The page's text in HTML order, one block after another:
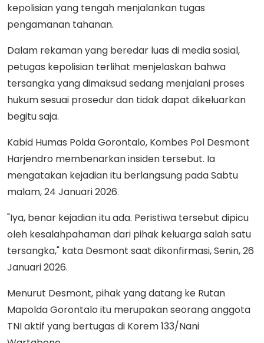
kepolisian yang tengah menjalankan tugas
pengamanan tahanan.
Dalam rekaman yang beredar luas di media sosial,
petugas kepolisian terlihat menjelaskan bahwa
tersangka yang dimaksud sedang menjalani proses
hukum sesuai prosedur dan tidak dapat dikeluarkan
begitu saja.
Kabid Humas Polda Gorontalo, Kombes Pol Desmont
Harjendro membenarkan insiden tersebut. Ia
mengatakan kejadian itu berlangsung pada Sabtu
malam, 24 Januari 2026.
"Iya, benar kejadian itu ada. Peristiwa tersebut dipicu
oleh kesalahpahaman dari pihak keluarga salah satu
tersangka," kata Desmont saat dikonfirmasi, Senin, 26
Januari 2026.
Menurut Desmont, pihak yang datang ke Rutan
Mapolda Gorontalo itu merupakan seorang anggota
TNI aktif yang bertugas di Korem 133/Nani